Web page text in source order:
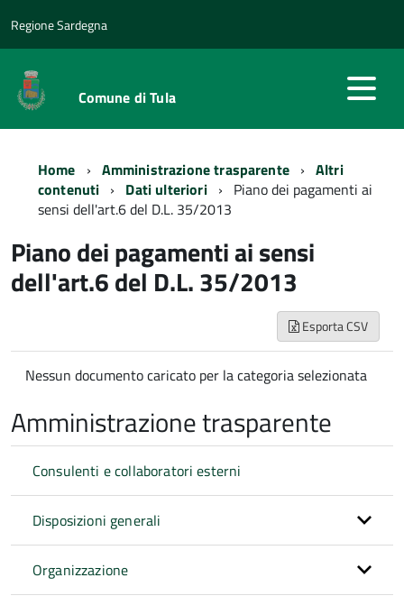
Regione Sardegna
Comune di Tula
Home Amministrazione trasparente
Altri
contenuti
Dati ulteriori
Piano dei pagamenti ai
sensi dell'art.6 del D.L. 35/2013
Piano dei pagamenti ai sensi
dell'art.6 del D.L. 35/2013
Esporta CSV
Nessun documento caricato per la categoria selezionata
Amministrazione trasparente
Consulenti e collaboratori esterni
Disposizioni generali
Organizzazione